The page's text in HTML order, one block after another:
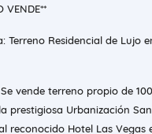
VENDE**
Residencial de Lujo
vende terreno propio de
prestigiosa Urbanización
reconocido Hotel Las Vegas